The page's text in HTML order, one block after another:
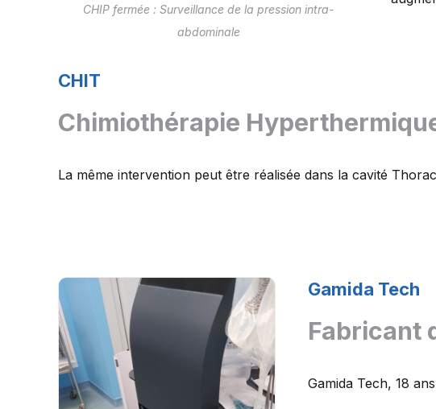
CHIP fermée : Surveillance de la pression intra-
abdominale
CHIT
Chimiothérapie
La même intervention peut être réalisée dans la cavité
Gamida Tech
Fabricant
Gamida Tech, 18